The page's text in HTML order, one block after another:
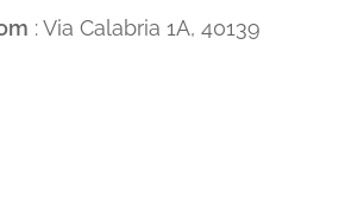
: Via Calabria 1A, 40139